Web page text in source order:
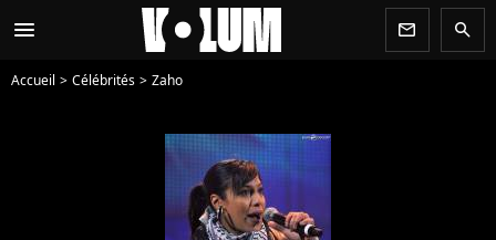
menu newsletter search
Accueil Célébrités Zaho